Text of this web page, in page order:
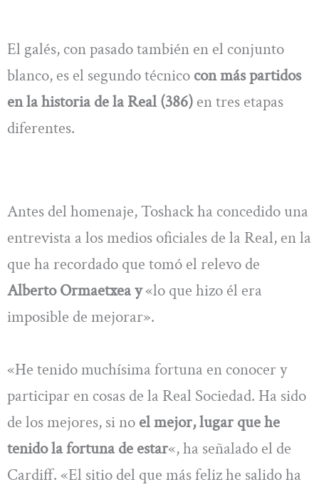
El galés, con pasado también en el conjunto
blanco, es el segundo técnico con más partidos
en la historia de la Real (386) en tres etapas
diferentes.
Antes del homenaje, Toshack ha concedido una
entrevista a los medios oficiales de la Real, en la
que ha recordado que tomó el relevo de
Alberto Ormaetxea y«lo que hizo él era
imposible de mejorar».
«He tenido muchísima fortuna en conocer y
participar en cosas de la Real Sociedad. Ha sido
de los mejores, si no el mejor, lugar que he
tenido la fortuna de estar«, ha señalado el de
Cardiff. «El sitio del que más feliz he salido ha